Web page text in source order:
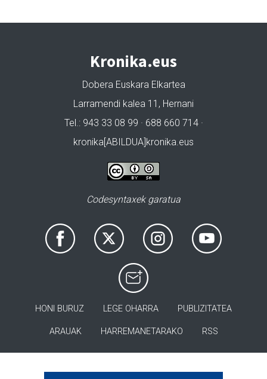
Kronika.eus
Dobera Euskara Elkartea
Larramendi kalea 11, Hernani
Tel.: 943 33 08 99 · 688 660 714 ·
kronika[ABILDUA]kronika.eus
Codesyntaxek garatua
HONI BURUZ LEGE OHARRA PUBLIZITATEA
ARAUAK HARREMANETARAKO RSS